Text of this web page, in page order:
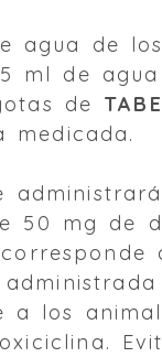
agua de
ml de
de
medicada.
50 mg de
a los